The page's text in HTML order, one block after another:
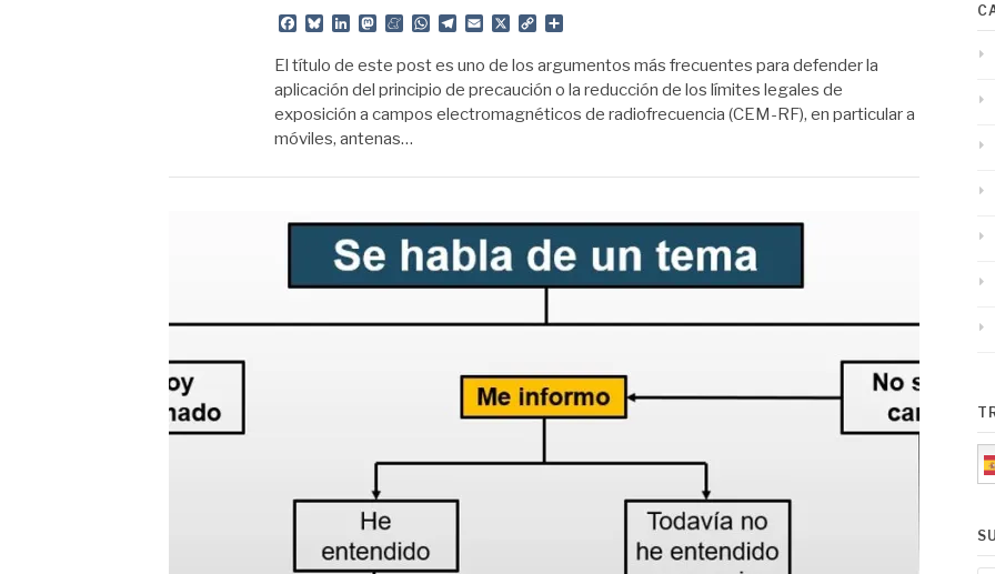
Facebook
BlueskyLinkedIn
Mastodon
Meneame
WhatsApp
Telegram
Email
X
Copy
El título de este post es uno de los argumentos más frecuentes para defender la
aplicación del principio de precaución o la reducción de los límites legales de
exposición a campos electromagnéticos de radiofrecuencia (CEM-RF), en particular a
móviles, antenas…